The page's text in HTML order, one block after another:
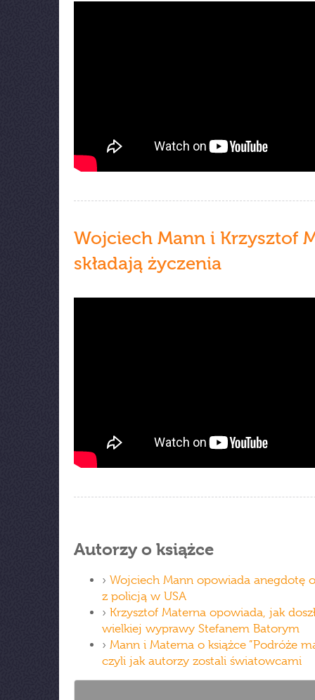
Wojciech Mann i Krzysztof
składają życzenia
Autorzy o książce
› Wojciech Mann opowiada anegdotę
z policją w USA
› Krzysztof Materna opowiada, jak
wielkiej wyprawy Stefanem Batorym
› Mann i Materna o książce ”Podróże
czyli jak autorzy zostali światowcami